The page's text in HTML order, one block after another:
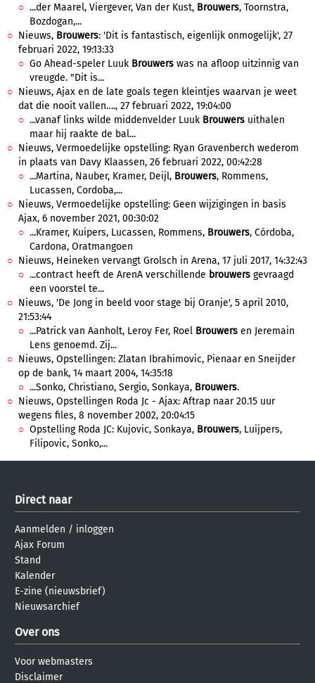
...der Maarel, Viergever, Van der Kust, Brouwers, Toornstra,
Bozdogan,...
Nieuws, Brouwers: 'Dit is fantastisch, eigenlijk onmogelijk', 27
februari 2022, 19:13:33
Go Ahead-speler Luuk Brouwers was na afloop uitzinnig van
vreugde. "Dit is...
Nieuws, Ajax en de late goals tegen kleintjes waarvan je weet
dat die nooit vallen…., 27 februari 2022, 19:04:00
...vanaf links wilde middenvelder Luuk Brouwers uithalen
maar hij raakte de bal...
Nieuws, Vermoedelijke opstelling: Ryan Gravenberch wederom
in plaats van Davy Klaassen, 26 februari 2022, 00:42:28
...Martina, Nauber, Kramer, Deijl, Brouwers, Rommens,
Lucassen, Cordoba,...
Nieuws, Vermoedelijke opstelling: Geen wijzigingen in basis
Ajax, 6 november 2021, 00:30:02
...Kramer, Kuipers, Lucassen, Rommens, Brouwers, Córdoba,
Cardona, Oratmangoen
Nieuws, Heineken vervangt Grolsch in Arena, 17 juli 2017, 14:32:43
...contract heeft de ArenA verschillende brouwers gevraagd
een voorstel te...
Nieuws, 'De Jong in beeld voor stage bij Oranje', 5 april 2010,
21:53:44
...Patrick van Aanholt, Leroy Fer, Roel Brouwers en Jeremain
Lens genoemd. Zij...
Nieuws, Opstellingen: Zlatan Ibrahimovic, Pienaar en Sneijder
op de bank, 14 maart 2004, 14:35:18
...Sonko, Christiano, Sergio, Sonkaya, Brouwers.
Nieuws, Opstellingen Roda Jc - Ajax: Aftrap naar 20.15 uur
wegens files, 8 november 2002, 20:04:15
Opstelling Roda JC: Kujovic, Sonkaya, Brouwers, Luijpers,
Filipovic, Sonko,...
Direct naar
Aanmelden / inloggen
Ajax Forum
Stand
Kalender
E-zine (nieuwsbrief)
Nieuwsarchief
Over ons
Voor webmasters
Disclaimer